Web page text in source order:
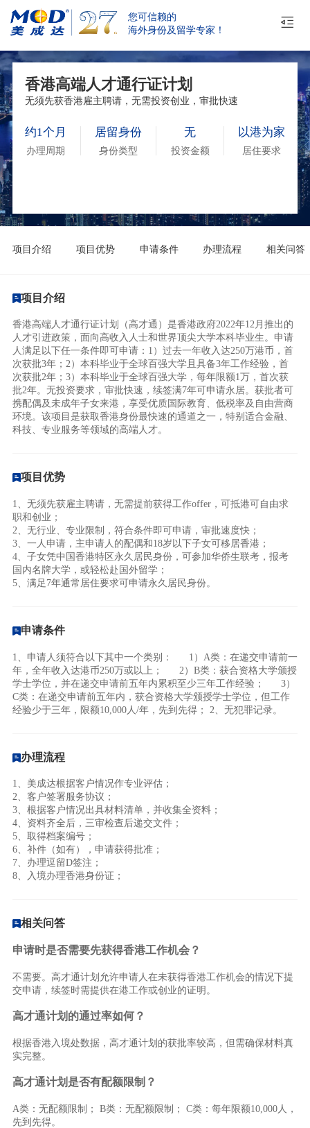
您可信赖的
海外身份及留学专家！
香港高端人才通行证计划
无须先获香港雇主聘请，无需投资创业，审批快速
约1个月
办理周期
居留身份
身份类型
无
投资金额
以港为家
居住要求
项目介绍 项目优势 申请条件 办理流程 相关问答
项目介绍
香港高端人才通行证计划（高才通）是香港政府2022年12月推出的
人才引进政策，面向高收入人士和世界顶尖大学本科毕业生。申请
人满足以下任一条件即可申请：1）过去一年收入达250万港币，首
次获批3年；2）本科毕业于全球百强大学且具备3年工作经验，首
次获批2年；3）本科毕业于全球百强大学，每年限额1万，首次获
批2年。无投资要求，审批快速，续签满7年可申请永居。获批者可
携配偶及未成年子女来港，享受优质国际教育、低税率及自由营商
环境。该项目是获取香港身份最快速的通道之一，特别适合金融、
科技、专业服务等领域的高端人才。
项目优势
1、无须先获雇主聘请，无需提前获得工作offer，可抵港可自由求
职和创业；
2、无行业、专业限制，符合条件即可申请，审批速度快；
3、一人申请，主申请人的配偶和18岁以下子女可移居香港；
4、子女凭中国香港特区永久居民身份，可参加华侨生联考，报考
国内名牌大学，或轻松赴国外留学；
5、满足7年通常居住要求可申请永久居民身份。
申请条件
1、申请人须符合以下其中一个类别： 1）A类：在递交申请前一
年，全年收入达港币250万或以上； 2）B类：获合资格大学颁授
学士学位，并在递交申请前五年内累积至少三年工作经验； 3）
C类：在递交申请前五年内，获合资格大学颁授学士学位，但工作
经验少于三年，限额10,000人/年，先到先得； 2、无犯罪记录。
办理流程
1、美成达根据客户情况作专业评估；
2、客户签署服务协议；
3、根据客户情况出具材料清单，并收集全资料；
4、 资料齐全后，三审检查后递交文件；
5、取得档案编号；
6、 补件（如有）， 申请获得批准；
7、办理逗留D签注；
8、入境办理香港身份证；
相关问答
申请时是否需要先获得香港工作机会？
不需要。高才通计划允许申请人在未获得香港工作机会的情况下提
交申请，续签时需提供在港工作或创业的证明。
高才通计划的通过率如何？
根据香港入境处数据，高才通计划的获批率较高，但需确保材料真
实完整。
高才通计划是否有配额限制？
A类：无配额限制； B类：无配额限制； C类：每年限额10,000人，
先到先得。